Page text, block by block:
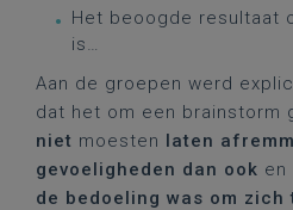
Het beoogde resultaat
is…
Aan de groepen werd
dat het om een brainstorm
niet moesten laten
gevoeligheden dan ook en
de bedoeling was om zich